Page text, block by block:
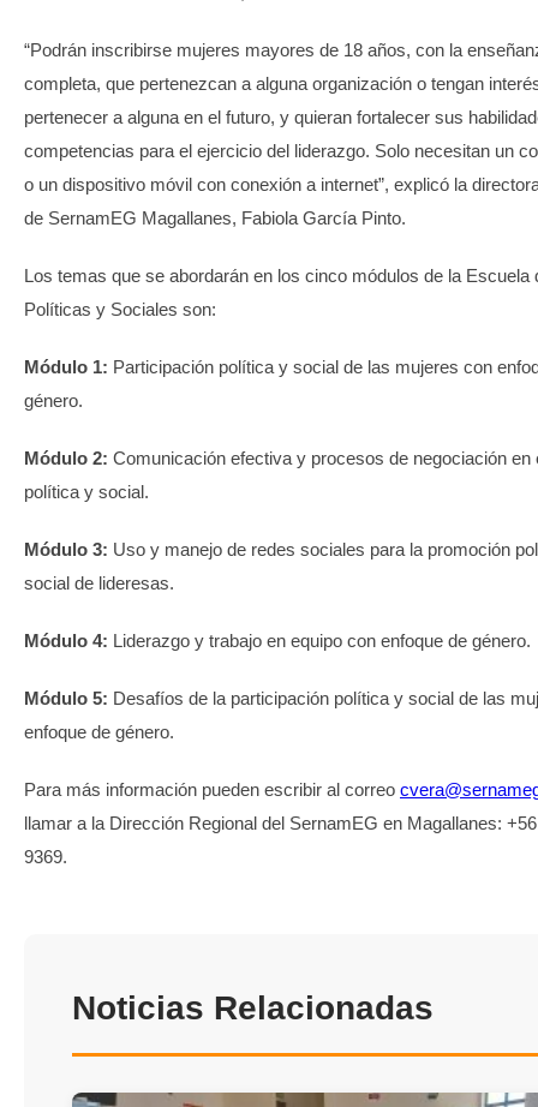
“Podrán inscribirse mujeres mayores de 18 años, con la
completa, que pertenezcan a alguna organización o tengan
pertenecer a alguna en el futuro, y quieran fortalecer sus
competencias para el ejercicio del liderazgo. Solo necesitan un
o un dispositivo móvil con conexión a internet”, explicó la
de SernamEG Magallanes, Fabiola García Pinto.
Los temas que se abordarán en los cinco módulos de la Escuela
Políticas y Sociales son:
Módulo 1: Participación política y social de las mujeres con
género.
Módulo 2: Comunicación efectiva y procesos de negociación en
política y social.
Módulo 3: Uso y manejo de redes sociales para la promoción
social de lideresas.
Módulo 4: Liderazgo y trabajo en equipo con enfoque de género.
Módulo 5: Desafíos de la participación política y social de las
enfoque de género.
Para más información pueden escribir al correo
llamar a la Dirección Regional del SernamEG en Magallanes:
9369.
Noticias Relacionadas